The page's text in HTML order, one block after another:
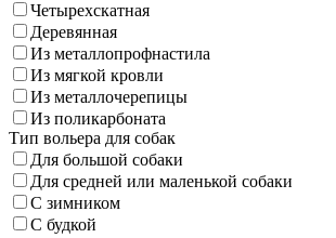
Четырехскатная
Деревянная
Из металлопрофнастила
Из мягкой кровли
Из металлочерепицы
Из поликарбоната
Тип вольера для собак
Для большой собаки
Для средней или маленькой собаки
С зимником
С будкой